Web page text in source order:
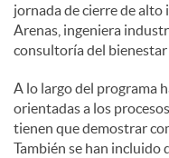
jornada de cierre de
Arenas, ingeniera
consultoría del bienestar
A lo largo del programa
orientadas a los
tienen que demostrar
También se han incluido